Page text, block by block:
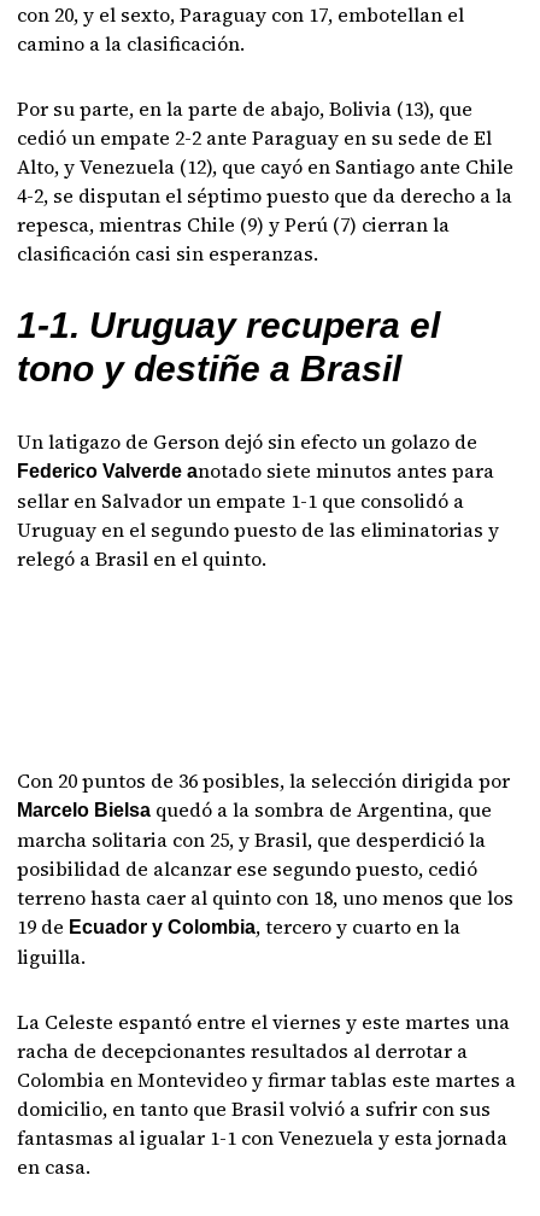
con 20, y el sexto, Paraguay con 17, embotellan el
camino a la clasificación.
Por su parte, en la parte de abajo, Bolivia (13), que
cedió un empate 2-2 ante Paraguay en su sede de El
Alto, y Venezuela (12), que cayó en Santiago ante Chile
4-2, se disputan el séptimo puesto que da derecho a la
repesca, mientras Chile (9) y Perú (7) cierran la
clasificación casi sin esperanzas.
1-1. Uruguay recupera el
tono y destiñe a Brasil
Un latigazo de Gerson dejó sin efecto un golazo de
Federico Valverde anotado siete minutos antes para
sellar en Salvador un empate 1-1 que consolidó a
Uruguay en el segundo puesto de las eliminatorias y
relegó a Brasil en el quinto.
Con 20 puntos de 36 posibles, la selección dirigida por
Marcelo Bielsa quedó a la sombra de Argentina, que
marcha solitaria con 25, y Brasil, que desperdició la
posibilidad de alcanzar ese segundo puesto, cedió
terreno hasta caer al quinto con 18, uno menos que los
19 de Ecuador y Colombia, tercero y cuarto en la
liguilla.
La Celeste espantó entre el viernes y este martes una
racha de decepcionantes resultados al derrotar a
Colombia en Montevideo y firmar tablas este martes a
domicilio, en tanto que Brasil volvió a sufrir con sus
fantasmas al igualar 1-1 con Venezuela y esta jornada
en casa.